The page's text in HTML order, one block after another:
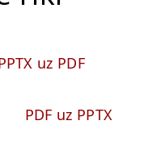
uz PDF
PDF uz PPTX